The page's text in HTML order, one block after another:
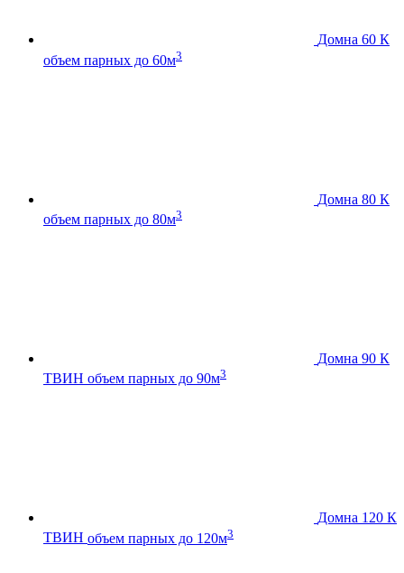
Домна 60 К
объем парных до 60м3
Домна 80 К
объем парных до 80м3
Домна 90 К
ТВИН объем парных до 90м3
Домна 120 К
ТВИН объем парных до 120м3